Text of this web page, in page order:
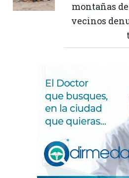
montañas
vecinos